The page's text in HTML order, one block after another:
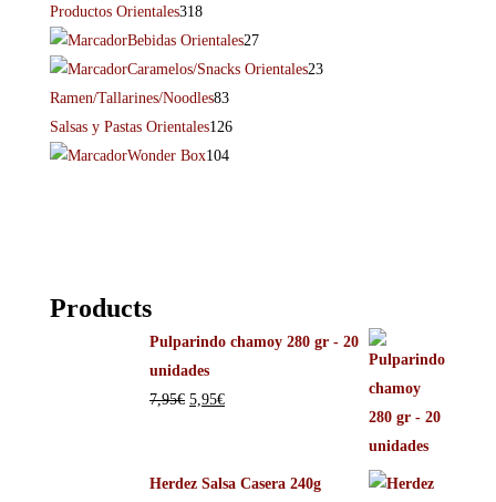
Productos Orientales318
Bebidas Orientales27
Caramelos/Snacks Orientales23
Ramen/Tallarines/Noodles83
Salsas y Pastas Orientales126
Wonder Box104
Products
Pulparindo chamoy 280 gr - 20
unidades
7,95€ 5,95€
Herdez Salsa Casera 240g